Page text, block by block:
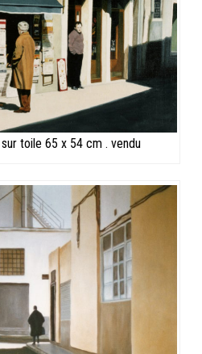
toile 65 x 54 cm . vendu